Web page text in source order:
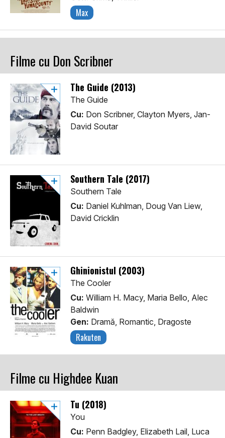
Max
Filme cu Don Scribner
The Guide (2013)
The Guide
Cu: Don Scribner, Clayton Myers, Jan-
David Soutar
Southern Tale (2017)
Southern Tale
Cu: Daniel Kuhlman, Doug Van Liew,
David Cricklin
Ghinionistul (2003)
The Cooler
Cu: William H. Macy, Maria Bello, Alec
Baldwin
Gen: Dramă, Romantic, Dragoste
Rakuten
Filme cu Highdee Kuan
Tu (2018)
You
Cu: Penn Badgley, Elizabeth Lail, Luca